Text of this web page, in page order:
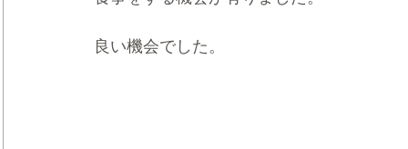
良い機会でした。